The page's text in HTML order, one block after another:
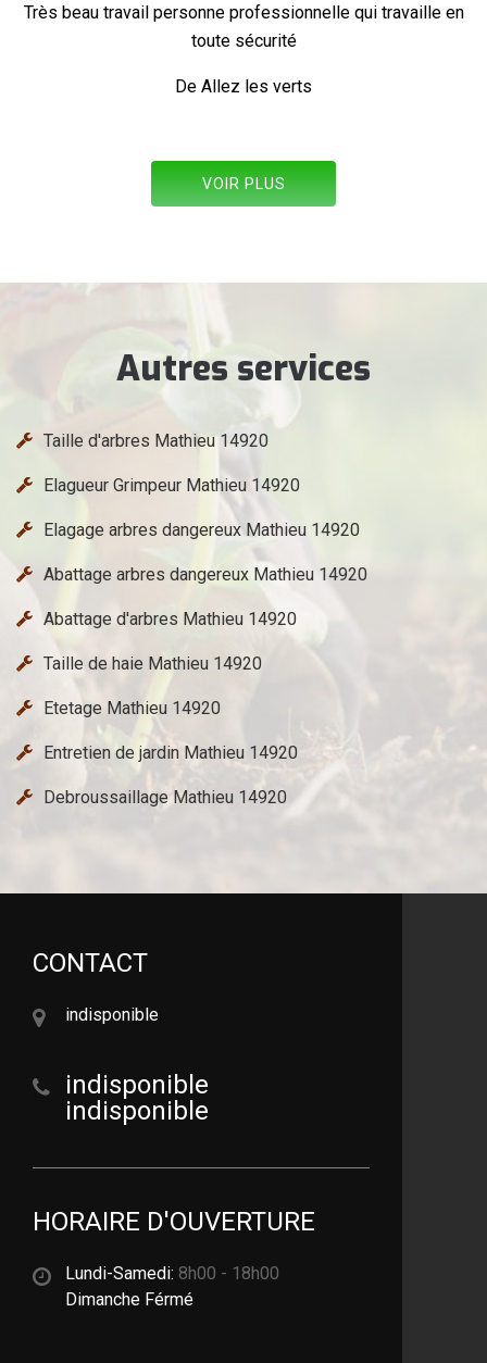
en Parfait !
VOIR PLUS
Autres services
Taille d'arbres Mathieu 14920
Elagueur Grimpeur Mathieu 14920
Elagage arbres dangereux Mathieu 14920
Abattage arbres dangereux Mathieu 14920
Abattage d'arbres Mathieu 14920
Taille de haie Mathieu 14920
Etetage Mathieu 14920
Entretien de jardin Mathieu 14920
Debroussaillage Mathieu 14920
CONTACT
indisponible
indisponible
indisponible
HORAIRE D'OUVERTURE
Lundi-Samedi: 8h00 - 18h00
Dimanche Férmé